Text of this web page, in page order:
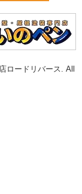
ロードリバース. All